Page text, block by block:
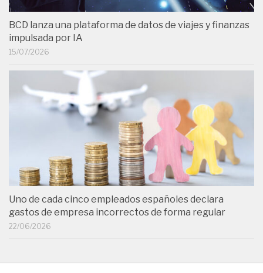
BCD lanza una plataforma de datos de viajes y finanzas
impulsada por IA
15/07/2026
Uno de cada cinco empleados españoles declara
gastos de empresa incorrectos de forma regular
22/06/2026